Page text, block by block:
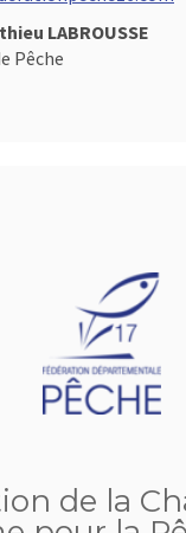
LABROUSSE
Pêche
de la